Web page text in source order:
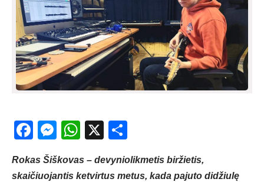
Facebook
Messenger
WhatsApp
X
Rokas Šiškovas – devyniolikmetis biržietis,
skaičiuojantis ketvirtus metus, kada pajuto didžiulę